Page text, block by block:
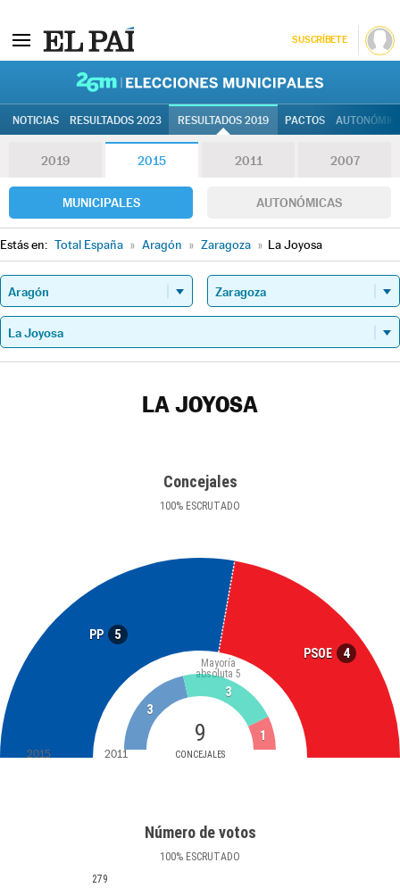
SUSCRÍBETE
NOTICIAS RESULTADOS 2023 RESULTADOS 2019 PACTOS
2019 2015 2011 2007
MUNICIPALES AUTONÓMICAS
Estás en: Total España » Aragón » Zaragoza » La Joyosa
LA JOYOSA
Concejales
100% ESCRUTADO
PP 5
PSOE 4
9
CONCEJALES
Mayoría
absoluta 5
3
3
1
2015 2011
Número de votos
100% ESCRUTADO
279